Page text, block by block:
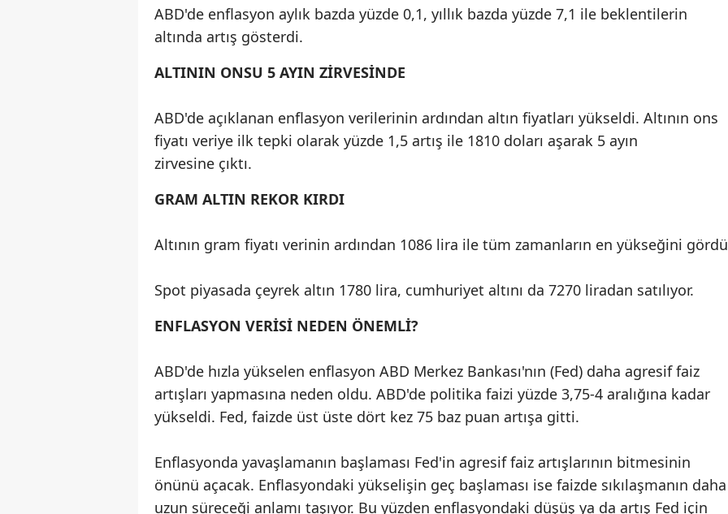
Erzurum
Giresun
Gümüşhane
Isparta
Kars
Kastamonu
Kırklareli
Kırşehir
ABD'de enflasyon aylık bazda yüzde 0,1, yıllık bazda yüzde 7,1 ile beklentilerin
altında artış gösterdi.
ALTININ ONSU 5 AYIN ZİRVESİNDE
ABD'de açıklanan enflasyon verilerinin ardından altın fiyatları yükseldi. Altının ons
fiyatı veriye ilk tepki olarak yüzde 1,5 artış ile 1810 doları aşarak 5 ayın
zirvesine çıktı.
GRAM ALTIN REKOR KIRDI
Altının gram fiyatı verinin ardından 1086 lira ile tüm zamanların en yükseğini
Spot piyasada çeyrek altın 1780 lira, cumhuriyet altını da 7270 liradan satılıyor.
ENFLASYON VERİSİ NEDEN ÖNEMLİ?
ABD'de hızla yükselen enflasyon ABD Merkez Bankası'nın (Fed) daha agresif faiz
artışları yapmasına neden oldu. ABD'de politika faizi yüzde 3,75-4 aralığına kadar
yükseldi. Fed, faizde üst üste dört kez 75 baz puan artışa gitti.
Enflasyonda yavaşlamanın başlaması Fed'in agresif faiz artışlarının bitmesinin
önünü açacak. Enflasyondaki yükselişin geç başlaması ise faizde sıkılaşmanın daha
uzun süreceği anlamı taşıyor. Bu yüzden enflasyondaki düşüş ya da artış Fed için